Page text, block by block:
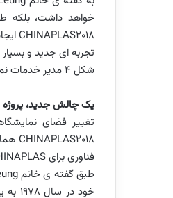
خواهد داشت، بلکه
CHINAPLAS2018
تجربه ای جدید و
شکل 4 مدیر خدمات نمایشگاهی
یک چالش جدید،
تغییر فضای
CHINAPLAS2018
فناوری برای
طبق گفته ی خانم